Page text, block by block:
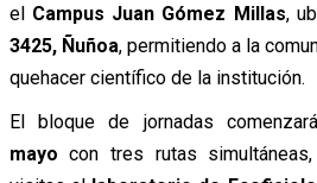
el Campus Juan Gómez Millas,
3425, Ñuñoa, permitiendo a la
quehacer científico de la institución.
El bloque de jornadas
mayo con tres rutas